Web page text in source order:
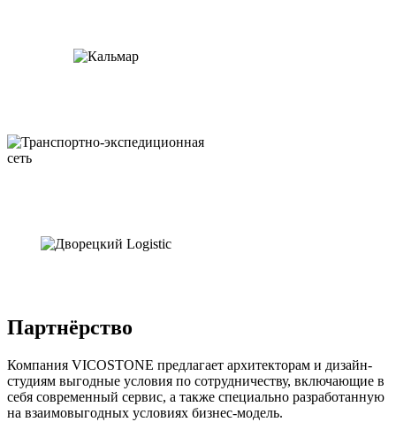
Партнёрство
Компания VICOSTONE предлагает архитекторам и дизайн-
студиям выгодные условия по сотрудничеству, включающие в
себя современный сервис, а также специально разработанную
на взаимовыгодных условиях бизнес-модель.